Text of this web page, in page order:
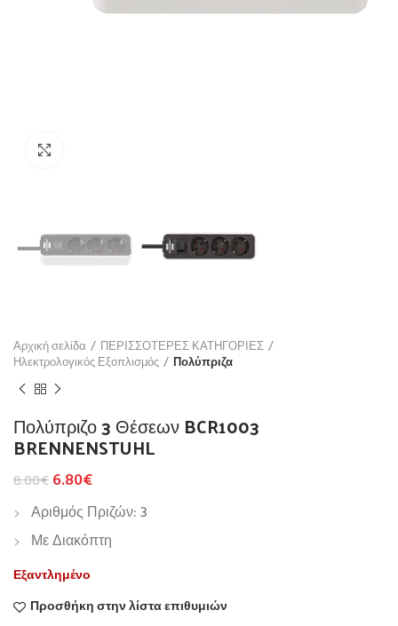
Αρχική σελίδα
ΠΕΡΙΣΣΟΤΕΡΕΣ ΚΑΤΗΓΟΡΙΕΣ
Ηλεκτρολογικός Εξοπλισμός
Πολύπριζα
Πολύπριζο 3 Θέσεων BCR1003
BRENNENSTUHL
8.00€6.80€
Αριθμός Πριζών: 3
Με Διακόπτη
Εξαντλημένο
Προσθήκη στην λίστα επιθυμιών